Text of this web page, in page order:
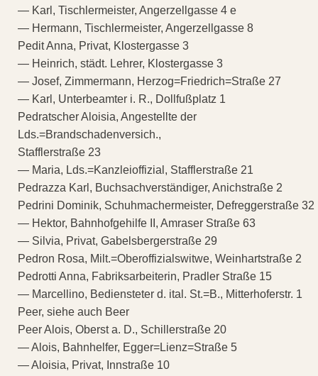
— Karl, Tischlermeister, Angerzellgasse 4 e
— Hermann, Tischlermeister, Angerzellgasse 8
Pedit Anna, Privat, Klostergasse 3
— Heinrich, städt. Lehrer, Klostergasse 3
— Josef, Zimmermann, Herzog=Friedrich=Straße 27
— Karl, Unterbeamter i. R., Dollfußplatz 1
Pedratscher Aloisia, Angestellte der
Lds.=Brandschadenversich.,
Stafflerstraße 23
— Maria, Lds.=Kanzleioffizial, Stafflerstraße 21
Pedrazza Karl, Buchsachverständiger, Anichstraße 2
Pedrini Dominik, Schuhmachermeister, Defreggerstraße 32
— Hektor, Bahnhofgehilfe II, Amraser Straße 63
— Silvia, Privat, Gabelsbergerstraße 29
Pedron Rosa, Milt.=Oberoffizialswitwe, Weinhartstraße 2
Pedrotti Anna, Fabriksarbeiterin, Pradler Straße 15
— Marcellino, Bediensteter d. ital. St.=B., Mitterhoferstr. 1
Peer, siehe auch Beer
Peer Alois, Oberst a. D., Schillerstraße 20
— Alois, Bahnhelfer, Egger=Lienz=Straße 5
— Aloisia, Privat, Innstraße 10